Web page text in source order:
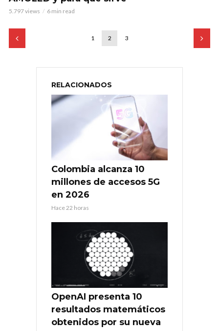
5.797 views 6 min read
1 2 3
RELACIONADOS
Colombia alcanza 10
millones de accesos 5G
en 2026
Hace 22 horas
OpenAI presenta 10
resultados matemáticos
obtenidos por su nueva